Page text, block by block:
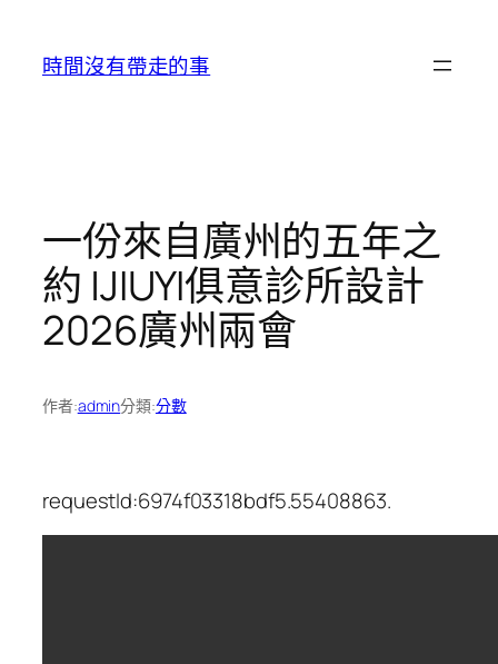
時間沒有帶走的事
一份來自廣州的五年之
約 |JIUYI俱意診所設計
2026廣州兩會
作者:admin分類:分數
requestId:6974f03318bdf5.55408863.